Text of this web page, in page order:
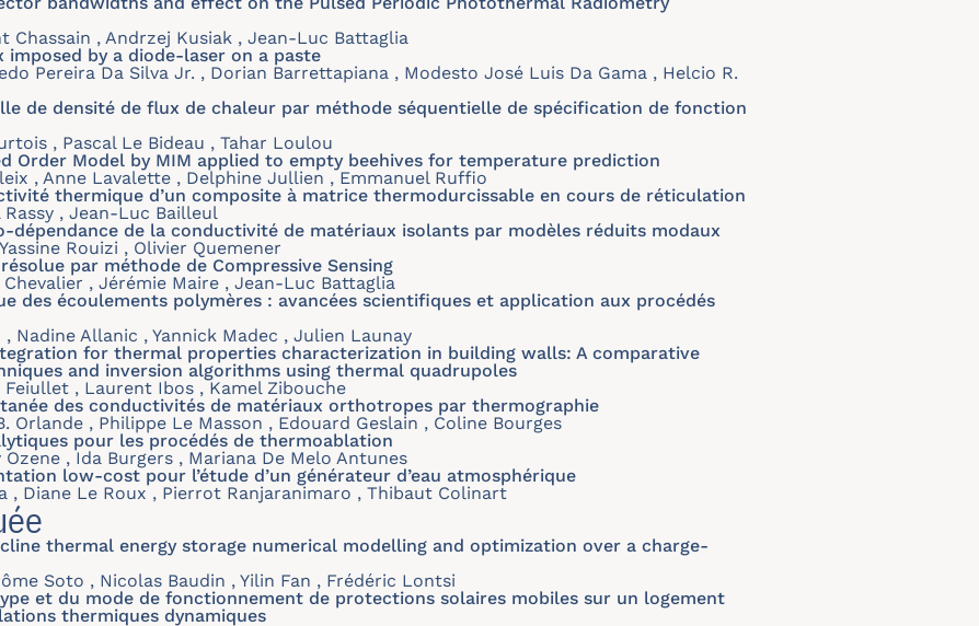
Chassain , Andrzej Kusiak , Jean-Luc Battaglia
by a diode-laser on a paste
Pereira Da Silva Jr. , Dorian Barrettapiana , Modesto José Luis Da Gama , Helcio R.
de densité de flux de chaleur par méthode séquentielle de spécification de fonction
, Pascal Le Bideau , Tahar Loulou
Order Model by MIM applied to empty beehives for temperature prediction
, Anne Lavalette , Delphine Jullien , Emmanuel Ruffio
thermique d’un composite à matrice thermodurcissable en cours de réticulation
, Jean-Luc Bailleul
de la conductivité de matériaux isolants par modèles réduits modaux
Rouizi , Olivier Quemener
par méthode de Compressive Sensing
, Jérémie Maire , Jean-Luc Battaglia
des écoulements polymères : avancées scientifiques et application aux procédés
Nadine Allanic , Yannick Madec , Julien Launay
for thermal properties characterization in building walls: A comparative
and inversion algorithms using thermal quadrupoles
, Laurent Ibos , Kamel Zibouche
des conductivités de matériaux orthotropes par thermographie
Orlande , Philippe Le Masson , Edouard Geslain , Coline Bourges
pour les procédés de thermoablation
, Ida Burgers , Mariana De Melo Antunes
low-cost pour l’étude d’un générateur d’eau atmosphérique
, Diane Le Roux , Pierrot Ranjaranimaro , Thibaut Colinart
thermal energy storage numerical modelling and optimization over a charge-
Soto , Nicolas Baudin , Yilin Fan , Frédéric Lontsi
et du mode de fonctionnement de protections solaires mobiles sur un logement
thermiques dynamiques